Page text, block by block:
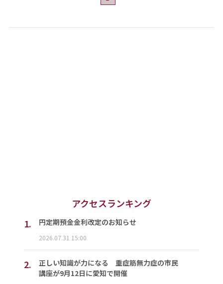
アクセスランキング
1.
円定期預金金利改定のお知らせ
2026.07.31 15:00
2.
正しい知識が力になる 重症筋無力症の市民
講座が9月12日に愛知で開催